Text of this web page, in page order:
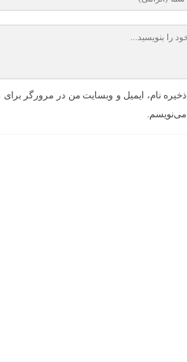
ذخیره نام، ایمیل و وبسایت من در مرورگر برای
می‌نویسم.